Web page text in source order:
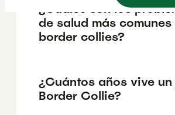
¿Cuáles son los
de salud más comunes
border collies?
¿Cuántos años vive
Border Collie?